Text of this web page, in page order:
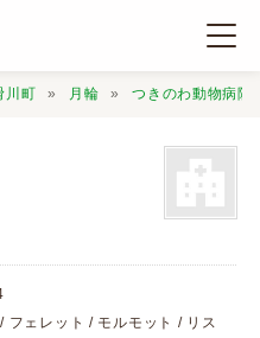
川町 月輪 つきのわ動物病院
フェレット / モルモット / リス